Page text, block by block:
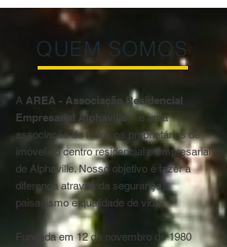
QUEM SOMOS
A AREA - Associação Residencial
Empresarial Alphaville - é uma
associação de todos os proprietários de
imóvel do centro residencial e empresarial
de Alphaville. Nosso objetivo é fazer a
diferença através da segurança,
paisagismo e qualidade de vida.
Fundada em 12 de novembro de 1980